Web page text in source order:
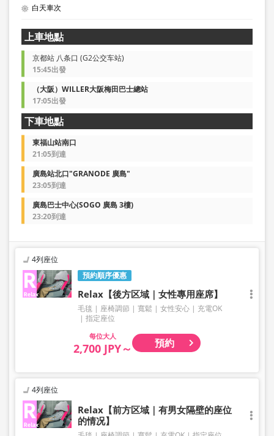
白天車次
上車地點
京都站 八条口 (G2公交车站)
15:45出發
（大阪）WILLER大阪梅田巴士總站
17:05出發
下車地點
東福山站南口
21:05到達
廣島站北口"GRANODE 廣島"
23:05到達
廣島巴士中心(SOGO 廣島 3樓)
23:20到達
預約順序優惠
4列座位
Relax【後方区域｜女性專用座席】
毛毯 座椅調節 寬鬆 女性安心
充電OK
指定座位
大人
2,700 JPY～ 預約
4列座位
Relax【前方区域｜有男女隔壁的座位
的情况】